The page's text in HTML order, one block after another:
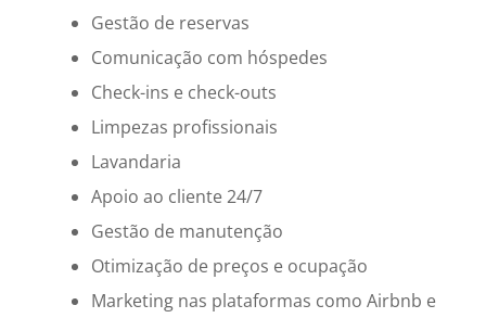
Gestão de reservas
Comunicação com hóspedes
Check-ins e check-outs
Limpezas profissionais
Lavandaria
Apoio ao cliente 24/7
Gestão de manutenção
Otimização de preços e ocupação
Marketing nas plataformas como Airbnb e